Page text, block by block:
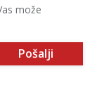
može